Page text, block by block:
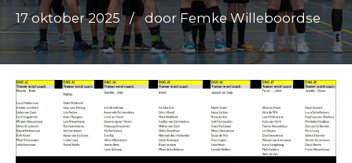
17 oktober 2025 door Femke Willeboordse